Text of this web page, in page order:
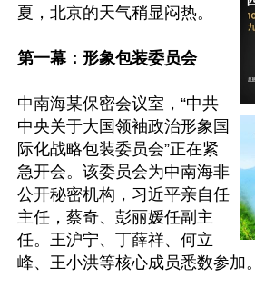
夏，北京的天气稍显闷热。
第一幕：形象包装委员会
中南海某保密会议室，“中共
中央关于大国领袖政治形象国
际化战略包装委员会”正在紧
急开会。该委员会为中南海非
公开秘密机构，习近平亲自任
主任，蔡奇、彭丽媛任副主
任。王沪宁、丁薛祥、何立
峰、王小洪等核心成员悉数参加。